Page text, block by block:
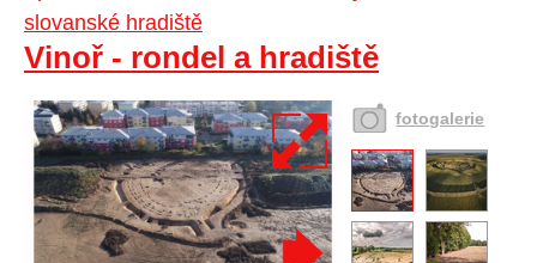
slovanské hradiště
Vinoř - rondel a hradiště
fotogalerie